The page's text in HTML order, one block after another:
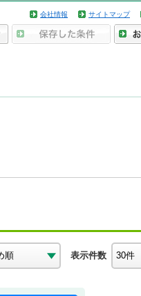
会社情報 サイトマップ
表示件数